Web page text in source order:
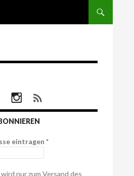
eintragen *
nur zum Versand des